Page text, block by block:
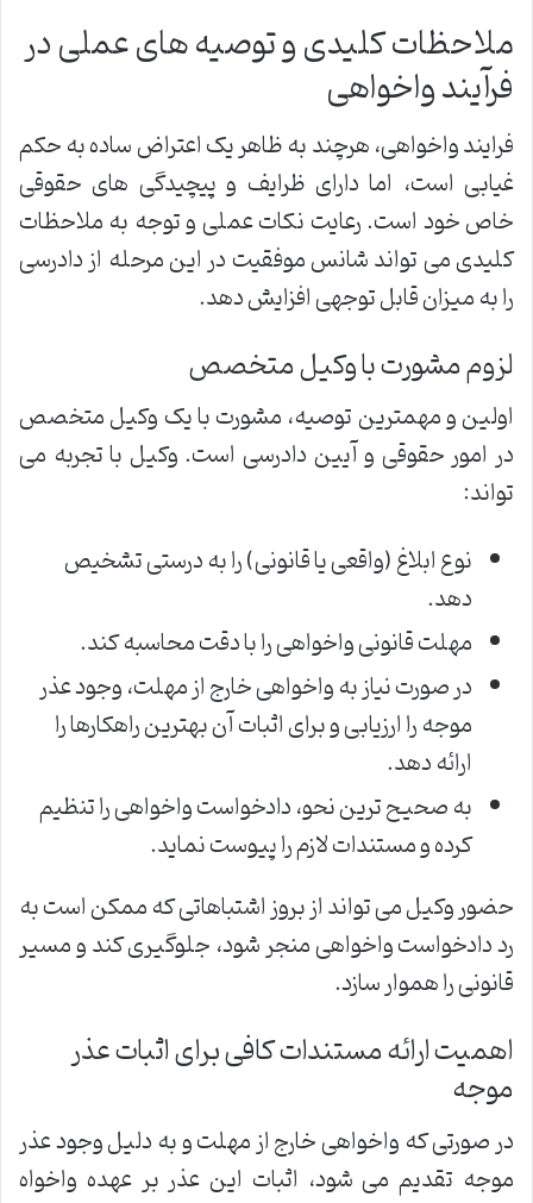
ملاحظات کلیدی و توصیه های عملی در
فرآیند واخواهی
فرایند واخواهی، هرچند به ظاهر یک اعتراض ساده به حکم
غیابی است، اما دارای ظرایف و پیچیدگی های حقوقی
خاص خود است. رعایت نکات عملی و توجه به ملاحظات
کلیدی می تواند شانس موفقیت در این مرحله از دادرسی
را به میزان قابل توجهی افزایش دهد.
لزوم مشورت با وکیل متخصص
اولین و مهمترین توصیه، مشورت با یک وکیل متخصص
در امور حقوقی و آیین دادرسی است. وکیل با تجربه می
تواند:
نوع ابلاغ (واقعی یا قانونی) را به درستی تشخیص
دهد.
مهلت قانونی واخواهی را با دقت محاسبه کند.
در صورت نیاز به واخواهی خارج از مهلت، وجود عذر
موجه را ارزیابی و برای اثبات آن بهترین راهکارها را
ارائه دهد.
به صحیح ترین نحو، دادخواست واخواهی را تنظیم
کرده و مستندات لازم را پیوست نماید.
حضور وکیل می تواند از بروز اشتباهاتی که ممکن است به
رد دادخواست واخواهی منجر شود، جلوگیری کند و مسیر
قانونی را هموار سازد.
اهمیت ارائه مستندات کافی برای اثبات عذر
موجه
در صورتی که واخواهی خارج از مهلت و به دلیل وجود عذر
موجه تقدیم می شود، اثبات این عذر بر عهده واخواه